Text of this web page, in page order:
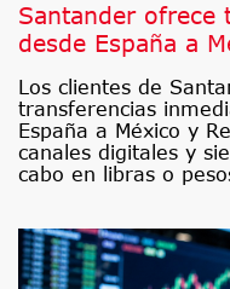
Santander ofrece
desde España a
Los clientes de
transferencias
España a México y
canales digitales y
cabo en libras o